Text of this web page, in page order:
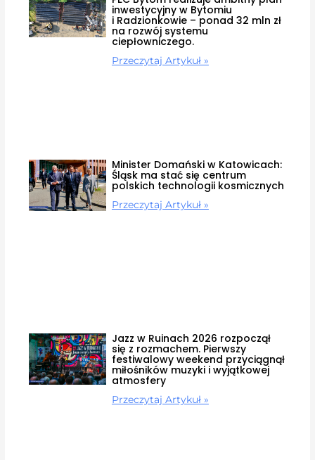
inwestycyjny w Bytomiu
i Radzionkowie – ponad 32 mln zł
na rozwój systemu
ciepłowniczego.
Przeczytaj Artykuł »
Minister Domański w Katowicach:
Śląsk ma stać się centrum
polskich technologii kosmicznych
Przeczytaj Artykuł »
Jazz w Ruinach 2026 rozpoczął
się z rozmachem. Pierwszy
festiwalowy weekend przyciągnął
miłośników muzyki i wyjątkowej
atmosfery
Przeczytaj Artykuł »